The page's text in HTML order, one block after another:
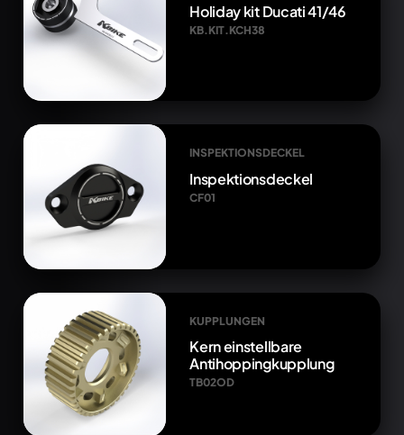
Holiday kit Ducati 41/46
KB.KIT.KCH38
INSPEKTIONSDECKEL
Inspektionsdeckel
CF01
KUPPLUNGEN
Kern einstellbare
Antihoppingkupplung
TB02OD